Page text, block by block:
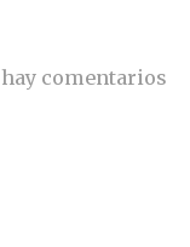
comentarios